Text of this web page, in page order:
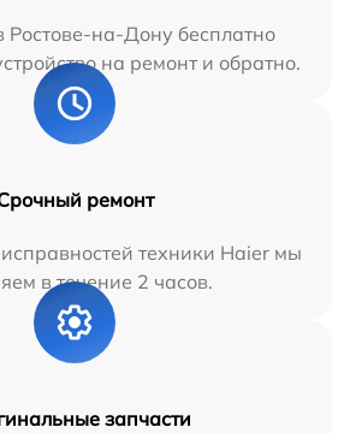
на-Дону бесплатно
на ремонт и обратно.
ремонт
техники Haier мы
в течение 2 часов.
запчасти